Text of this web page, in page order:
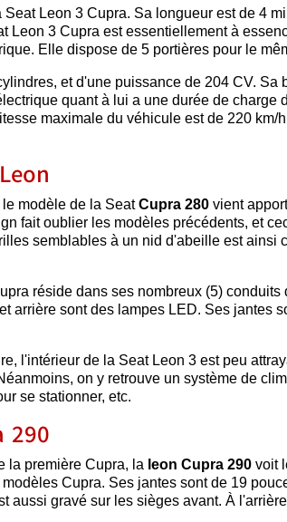
Leon 3 Cupra. Sa longueur est de 4
Leon 3 Cupra est essentiellement à
Elle dispose de 5 portières pour le
et d'une puissance de 204 CV. Sa
quant à lui a une durée de charge
maximale du véhicule est de 220 km/
modèle de la SeatCupra 280 vient
fait oublier les modèles précédents, et
semblables à un nid d'abeille est ainsi
réside dans ses nombreux (5)
arrière sont des lampes LED. Ses jantes
l'intérieur de la Seat Leon 3 est peu
on y retrouve un système de
se stationner, etc.
290
la première Cupra, la leon Cupra 290 voit
Cupra. Ses jantes sont de 19
aussi gravé sur les sièges avant. À